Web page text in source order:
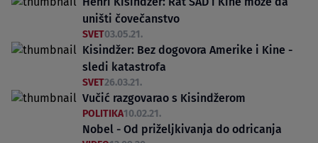
uništi čovečanstvo
SVET03.05.21.
Kisindžer: Bez dogovora Amerike i Kine -
sledi katastrofa
SVET26.03.21.
Vučić razgovarao s Kisindžerom
POLITIKA10.02.21.
Nobel - Od priželjkivanja do odricanja